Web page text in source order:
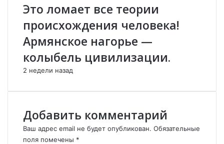
я
Н
Е
С
К
О
Это ломает все теории
происхождения человека!
Армянское нагорье —
колыбель цивилизации.
2 недели назад
Добавить комментарий
Ваш адрес email не будет опубликован. Обязательные
поля помечены *